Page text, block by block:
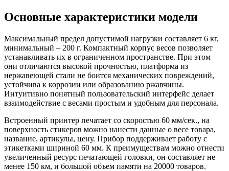
Основные характеристики модели
Максимальный предел допустимой нагрузки составляет 6 кг,
минимальный – 200 г. Компактный корпус весов позволяет
устанавливать их в ограниченном пространстве. При этом
они отличаются высокой прочностью, платформа из
нержавеющей стали не боится механических повреждений,
устойчива к коррозии или образованию ржавчины.
Интуитивно понятный пользовательский интерфейс делает
взаимодействие с весами простым и удобным для персонала.
Встроенный принтер печатает со скоростью 60 мм/сек., на
поверхность стикеров можно нанести данные о весе товара,
название, артикулы, цену. Прибор поддерживает работу с
этикетками шириной 60 мм. К преимуществам можно отнести
увеличенный ресурс печатающей головки, он составляет не
менее 150 км, и большой объем памяти на 20000 товаров.